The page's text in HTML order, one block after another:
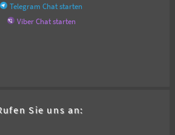
Telegram Chat starten
Viber Chat starten
Sie uns an: